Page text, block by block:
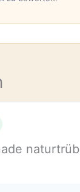
naturtrüb